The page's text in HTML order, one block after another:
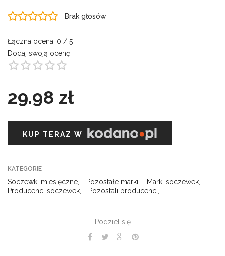
Brak głosów
Łączna ocena: 0 / 5
Dodaj swoją ocenę:
29.98 zł
KUP TERAZ W
KATEGORIE
Soczewki miesięczne Pozostałe marki Marki soczewek
Producenci soczewek
Pozostali producenci
Podziel się